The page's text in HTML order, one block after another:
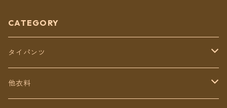
CATEGORY
タイパンツ
定番無地タイパンツ
他衣料